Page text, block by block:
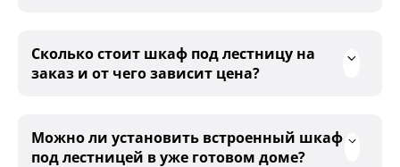
Сколько стоит шкаф под лестницу на
заказ и от чего зависит цена?
Можно ли установить встроенный шкаф
под лестницей в уже готовом доме?